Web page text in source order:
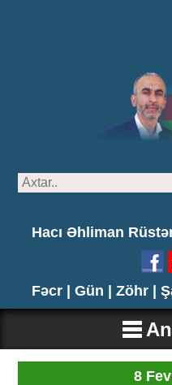
Hacı Əhliman
Fəcr | Gün | Zöhr |
8